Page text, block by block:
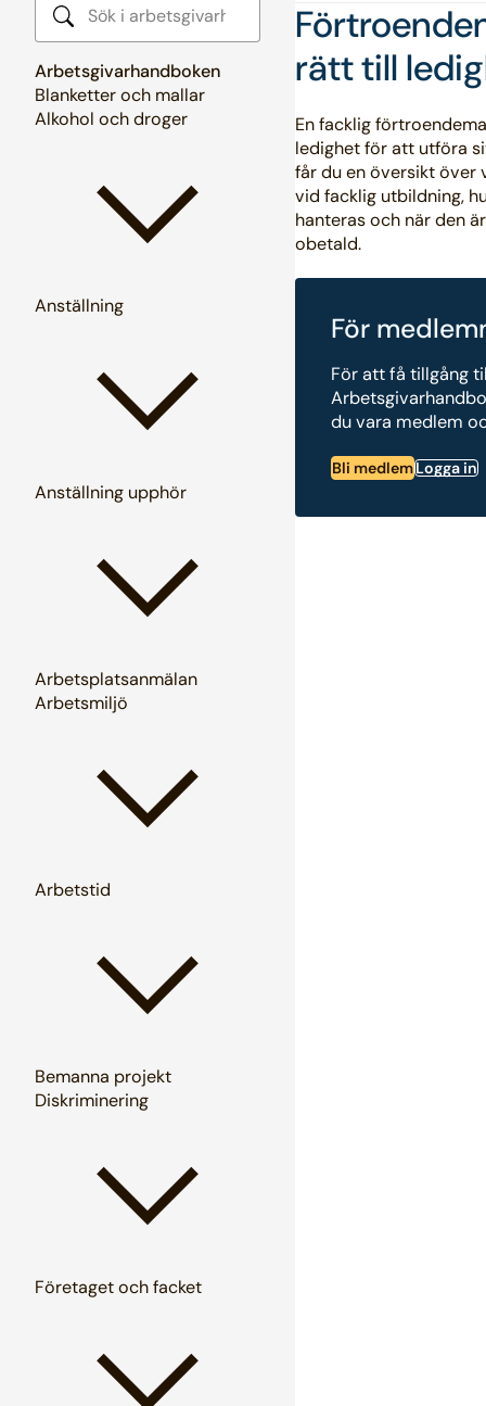
Sök i arbetsgivarhandboken
Arbetsgivarhandboken
Blanketter och mallar
Alkohol och droger
Anställning
Anställning upphör
Arbetsplatsanmälan
Arbetsmiljö
Arbetstid
Bemanna projekt
Diskriminering
Företaget och facket
rätt till
En facklig
ledighet för att utföra
får du en översikt över
vid facklig utbildning,
hanteras och när den
obetald.
För
För att få tillgång
du vara medlem
Bli medlemLogga in